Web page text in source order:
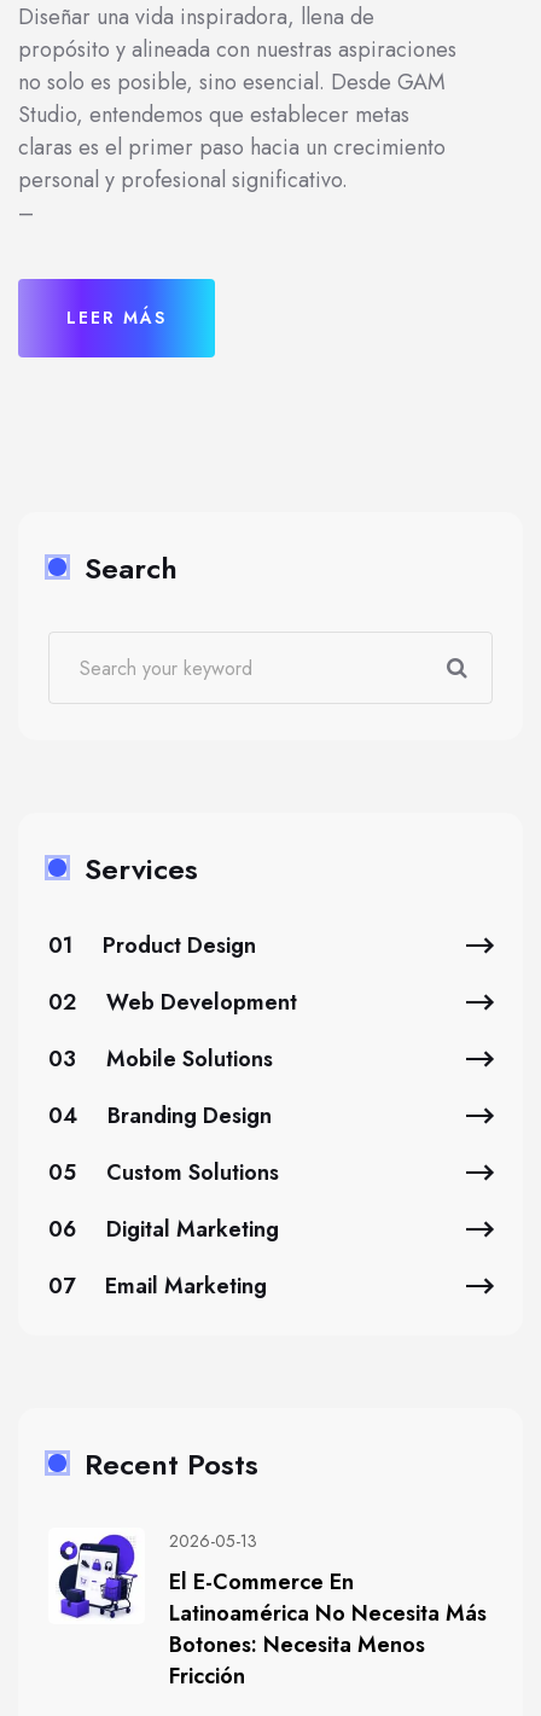
Diseñar una vida inspiradora, llena de
propósito y alineada con nuestras aspiraciones
no solo es posible, sino esencial. Desde GAM
Studio, entendemos que establecer metas
claras es el primer paso hacia un crecimiento
personal y profesional significativo.
–
LEER MÁS
Search
Services
01
Product Design
02
Web Development
03
Mobile Solutions
04
Branding Design
05
Custom Solutions
06
Digital Marketing
07
Email Marketing
Recent Posts
2026-05-13
El E-Commerce En
Latinoamérica No Necesita Más
Botones: Necesita Menos
Fricción